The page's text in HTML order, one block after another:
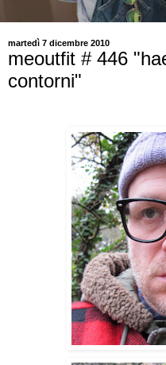
martedì 7 dicembre 2010
meoutfit # 446
contorni"